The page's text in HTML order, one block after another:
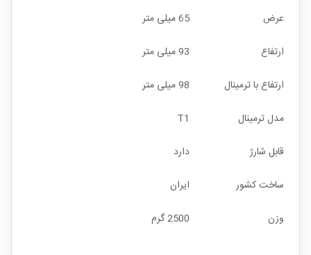
عرض
65 میلی متر
ارتفاع
93 میلی متر
ارتفاع با ترمینال
98 میلی متر
مدل ترمینال
T1
قابل شارژ
دارد
ساخت کشور
ایران
وزن
2500 گرم